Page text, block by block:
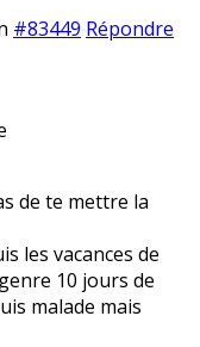
#83449 Répondre
de te mettre la
les vacances de
10 jours de
malade mais